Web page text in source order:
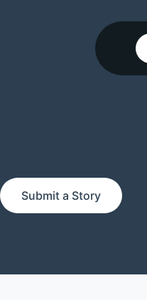
Submit a Story